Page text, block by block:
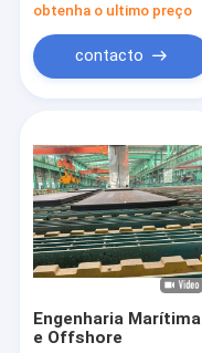
obtenha o ultimo preço
contacto
Engenharia Marítima
e Offshore